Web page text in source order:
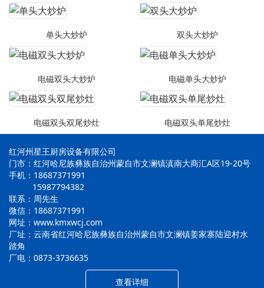
单头大炒炉 双头大炒炉
电磁双头大炒炉 电磁单头大炒炉
电磁双头双尾炒灶 电磁双头单尾炒灶
红河州星王厨房设备有限公司
门市：红河哈尼族彝族自治州蒙自市文澜镇滇南大商汇A区19-20号
手机：18687371991
15987794382
联系：周先生
微信：18687371991
网址：www.kmxwcj.com
厂址：云南省红河哈尼族彝族自治州蒙自市文澜镇姜家寨陆迎村水
踏角
厂电：0873-3736635
查看详细